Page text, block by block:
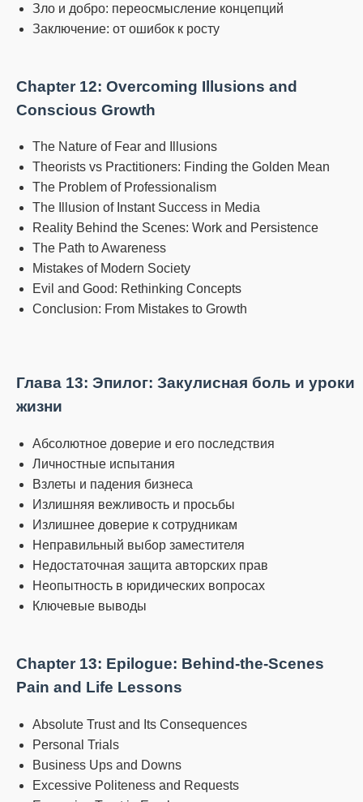
Зло и добро: переосмысление концепций
Заключение: от ошибок к росту
Chapter 12: Overcoming Illusions and
Conscious Growth
The Nature of Fear and Illusions
Theorists vs Practitioners: Finding the Golden Mean
The Problem of Professionalism
The Illusion of Instant Success in Media
Reality Behind the Scenes: Work and Persistence
The Path to Awareness
Mistakes of Modern Society
Evil and Good: Rethinking Concepts
Conclusion: From Mistakes to Growth
Глава 13: Эпилог: Закулисная боль и уроки
жизни
Абсолютное доверие и его последствия
Личностные испытания
Взлеты и падения бизнеса
Излишняя вежливость и просьбы
Излишнее доверие к сотрудникам
Неправильный выбор заместителя
Недостаточная защита авторских прав
Неопытность в юридических вопросах
Ключевые выводы
Chapter 13: Epilogue: Behind-the-Scenes
Pain and Life Lessons
Absolute Trust and Its Consequences
Personal Trials
Business Ups and Downs
Excessive Politeness and Requests